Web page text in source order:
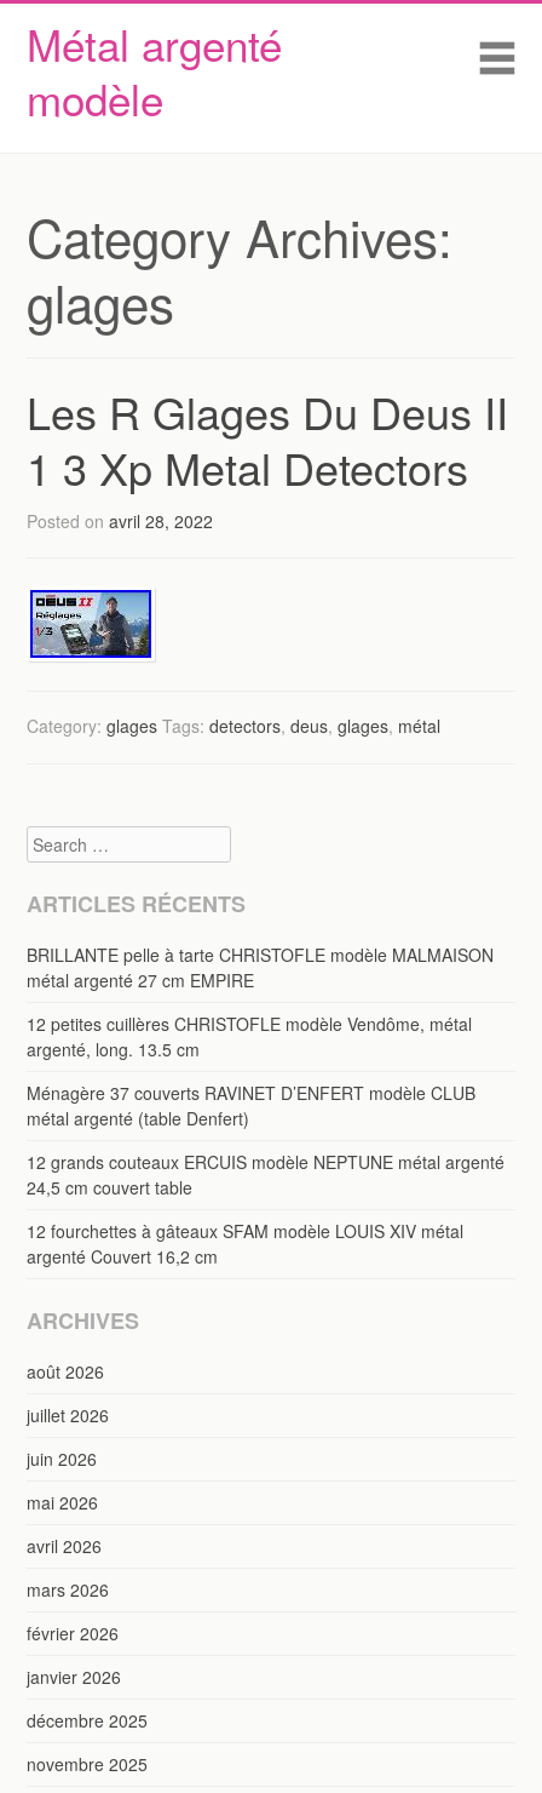
Métal argenté
modèle
Skip to content
Accueil
Conditions d’utilisation
Category Archives:
glages
Les R Glages Du Deus II
1 3 Xp Metal Detectors
Posted onavril 28, 2022
Category:glages Tags:detectors,deus,glages, métal
Search
ARTICLES RÉCENTS
BRILLANTE pelle à tarte CHRISTOFLE modèle MALMAISON
métal argenté 27 cm EMPIRE
12 petites cuillères CHRISTOFLE modèle Vendôme, métal
argenté, long. 13.5 cm
Ménagère 37 couverts RAVINET D’ENFERT modèle CLUB
métal argenté (table Denfert)
12 grands couteaux ERCUIS modèle NEPTUNE métal argenté
24,5 cm couvert table
12 fourchettes à gâteaux SFAM modèle LOUIS XIV métal
argenté Couvert 16,2 cm
ARCHIVES
août 2026
juillet 2026
juin 2026
mai 2026
avril 2026
mars 2026
février 2026
janvier 2026
décembre 2025
novembre 2025